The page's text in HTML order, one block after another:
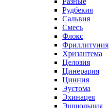
Рудбекия
Сальвия
Смесь
Флокс
Фриллитуния
Хризантема
Целозия
Цинерария
Цинния
Эустома
Эхинацея
Эшшольция